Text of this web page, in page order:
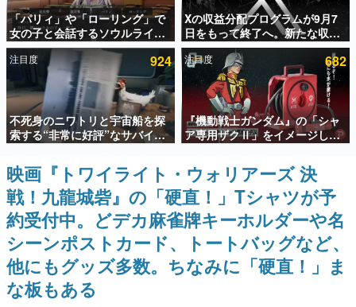
アプリセール情報
インタビュー
連載・特集一覧
殿堂入り記事
SNS拡散数が数千以上！ ページビュー数万以上！ などな
ど。多くの人々に読まれた、電ファミ渾身の“殿堂入り”記
事をまとめました。
ゲームの企画書
名作ゲームクリエイターの方々に製作時のエピソードをお
聞きし、ヒットする企画（ゲーム）とは何か？を探ってい
きます。
赫本
この物語を解いてはいけない。『赫本』は、〈試験問題〉
の形をした短編ホラー小説集です。
新世代に訊く
「パリィ」や「ローリング」で
女の子と会話するソウルライク
恋愛ゲーム『小早川さんはソウ
ルライク』無料公開。返事に失
敗すると「YOU DIED」
Xの収益分配プログラムが9月7
日をもって終了へ。新たな収益
化制度「Original Content
Rewards Program」を発表
注目度 924
不死身のニワトリと宇宙船を探
索する“非常に好評”なサバイバ
ルゲーム『Breathedge』が無
料で配布中。入手できる期間は8
月10日まで
注目度 682
『機動戦士ガンダム』の「シャ
ア専用ザクⅡ」をイメージした
散水ホースリールが予約開始。
本体にはシャアのパーソナルマ
ークやジオン公国軍のエンブレ
ム、型式番号などを配置
映画『トワイライト・ウォリアーズ 決
戦！九龍城砦』の「硬直！」Tシャツが予
約受付中。どデカ麻雀牌キーホルダーや名
シーンポストカード、トートバッグなど、
他にもグッズ多数。ちなみに「硬直！」ま
な板もある